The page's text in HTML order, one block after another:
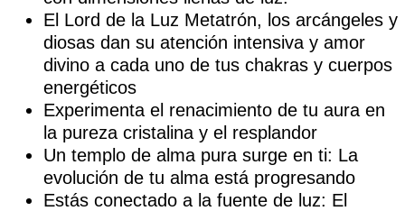
El Lord de la Luz Metatrón, los arcángeles y
diosas dan su atención intensiva y amor
divino a cada uno de tus chakras y cuerpos
energéticos
Experimenta el renacimiento de tu aura en
la pureza cristalina y el resplandor
Un templo de alma pura surge en ti: La
evolución de tu alma está progresando
Estás conectado a la fuente de luz: El